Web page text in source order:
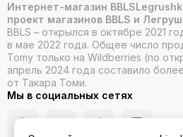
Интернет-магазин
проект магазинов BBLS и
BBLS – открылся в октябре 2021
в мае 2022 года. Общее число
Tomy только на Wildberries (по
апрель 2024 года составило
от Такара Томи.
Мы в социальных сетях